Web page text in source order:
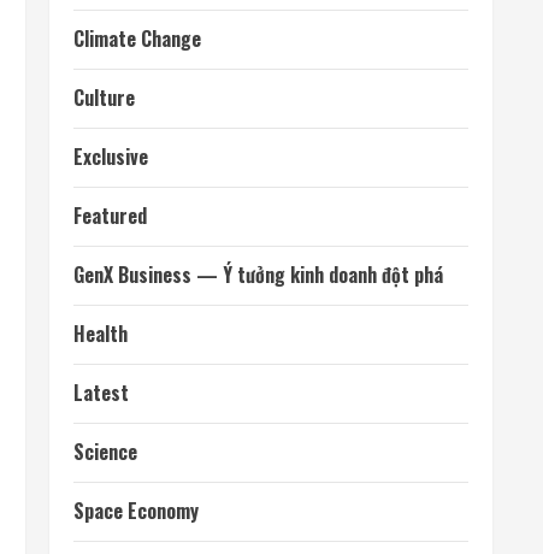
Climate Change
Culture
Exclusive
Featured
GenX Business — Ý tưởng kinh doanh đột phá
Health
Latest
Science
Space Economy